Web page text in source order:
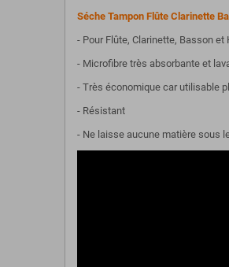
Séche Tampon Flûte Clarinette
- Pour Flûte, Clarinette, Basson et
- Microfibre très absorbante et
- Très économique car utilisable
- Résistant
- Ne laisse aucune matière sous